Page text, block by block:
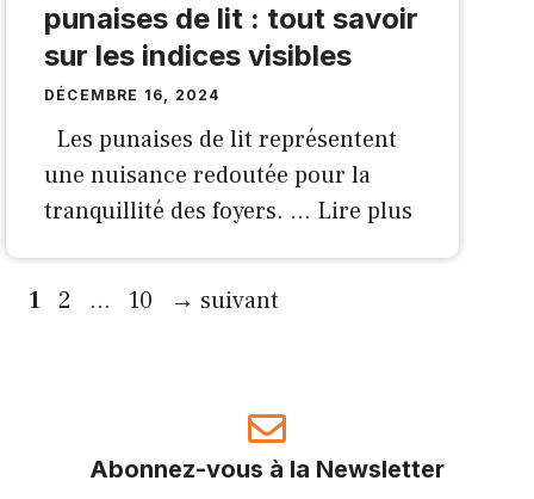
punaises de lit : tout savoir
sur les indices visibles
DÉCEMBRE 16, 2024
Les punaises de lit représentent
une nuisance redoutée pour la
tranquillité des foyers. … Lire plus
Page
1 Page
2 … Page
10 → suivant
Abonnez-vous à la Newsletter